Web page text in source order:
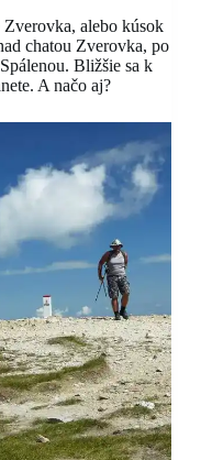
alebo kúsok
chatou Zverovka, po
Bližšie sa k
A načo aj?